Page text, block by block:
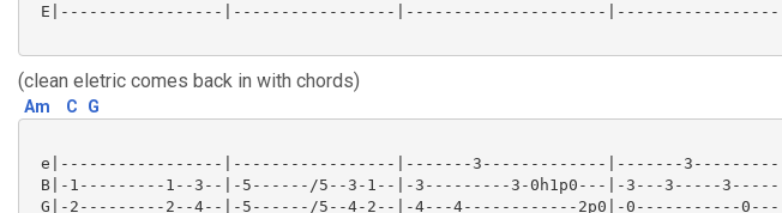
E|-----------------|-----------------|---------------------|-----------------|
(clean eletric comes back in with chords)
Am C G
e|-----------------|-----------------|-------3-------------|-------3---------|
B|-1---------1--3--|-5------/5--3-1--|-3---------3-0h1p0---|-3---3-----3-----|
G|-2---------2--4--|-5------/5--4-2--|-4---4------------2p0|-0-----------0---|